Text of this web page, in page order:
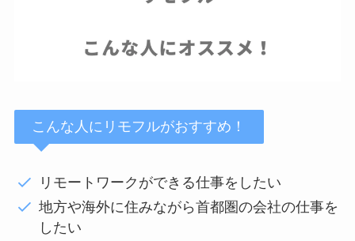
こんな人にリモフルがおすすめ！
リモートワークができる仕事をしたい
地方や海外に住みながら首都圏の会社の仕事を
したい